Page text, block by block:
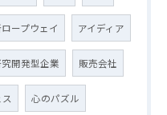
ープウェイ アイディア
開発型企業 販売会社
心のパズル